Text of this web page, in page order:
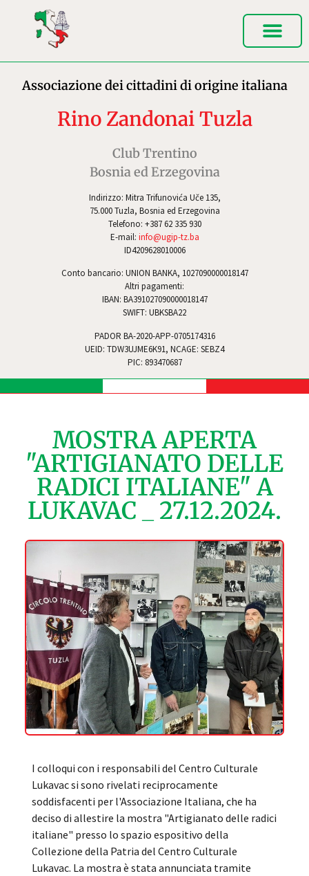
Indirizzo: Mitra Trifunovića Uče 135,
75.000 Tuzla, Bosnia ed Erzegovina
Telefono: +387 62 335 930
E-mail: info@ugip-tz.ba
ID4209628010006
Conto bancario: UNION BANKA, 1027090000018147
Altri pagamenti:
IBAN: BA391027090000018147
SWIFT: UBKSBA22
PADOR BA-2020-APP-0705174316
UEID: TDW3UJME6K91, NCAGE: SEBZ4
PIC: 893470687
Associazione dei cittadini di origine italiana
Rino Zandonai Tuzla
Club Trentino
Bosnia ed Erzegovina
MOSTRA APERTA
"ARTIGIANATO DELLE
RADICI ITALIANE" A
LUKAVAC _ 27.12.2024.
I colloqui con i responsabili del Centro Culturale
Lukavac si sono rivelati reciprocamente
soddisfacenti per l'Associazione Italiana, che ha
deciso di allestire la mostra "Artigianato delle radici
italiane" presso lo spazio espositivo della
Collezione della Patria del Centro Culturale
Lukavac. La mostra è stata annunciata tramite